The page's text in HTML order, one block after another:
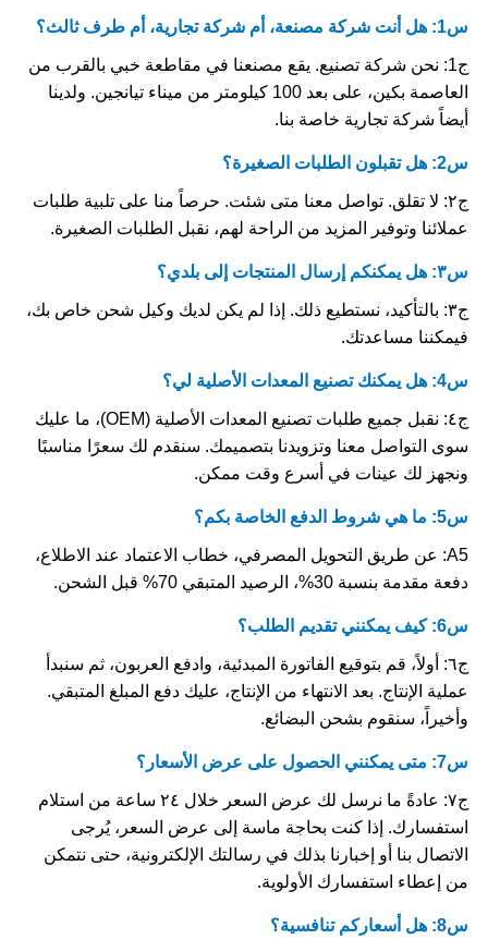
س1: هل أنت شركة مصنعة، أم شركة تجارية، أم طرف ثالث؟
ج1: نحن شركة تصنيع. يقع مصنعنا في مقاطعة خبي بالقرب من
العاصمة بكين، على بعد 100 كيلومتر من ميناء تيانجين. ولدينا
أيضاً شركة تجارية خاصة بنا.
س2: هل تقبلون الطلبات الصغيرة؟
ج٢: لا تقلق. تواصل معنا متى شئت. حرصاً منا على تلبية طلبات
عملائنا وتوفير المزيد من الراحة لهم، نقبل الطلبات الصغيرة.
س٣: هل يمكنكم إرسال المنتجات إلى بلدي؟
ج٣: بالتأكيد، نستطيع ذلك. إذا لم يكن لديك وكيل شحن خاص بك،
فيمكننا مساعدتك.
س4: هل يمكنك تصنيع المعدات الأصلية لي؟
ج٤: نقبل جميع طلبات تصنيع المعدات الأصلية (OEM)، ما عليك
سوى التواصل معنا وتزويدنا بتصميمك. سنقدم لك سعرًا مناسبًا
ونجهز لك عينات في أسرع وقت ممكن.
س5: ما هي شروط الدفع الخاصة بكم؟
A5: عن طريق التحويل المصرفي، خطاب الاعتماد عند الاطلاع،
دفعة مقدمة بنسبة 30%، الرصيد المتبقي 70% قبل الشحن.
س6: كيف يمكنني تقديم الطلب؟
ج٦: أولاً، قم بتوقيع الفاتورة المبدئية، وادفع العربون، ثم سنبدأ
عملية الإنتاج. بعد الانتهاء من الإنتاج، عليك دفع المبلغ المتبقي.
وأخيراً، سنقوم بشحن البضائع.
س7: متى يمكنني الحصول على عرض الأسعار؟
ج٧: عادةً ما نرسل لك عرض السعر خلال ٢٤ ساعة من استلام
استفسارك. إذا كنت بحاجة ماسة إلى عرض السعر، يُرجى
الاتصال بنا أو إخبارنا بذلك في رسالتك الإلكترونية، حتى نتمكن
من إعطاء استفسارك الأولوية.
س8: هل أسعاركم تنافسية؟